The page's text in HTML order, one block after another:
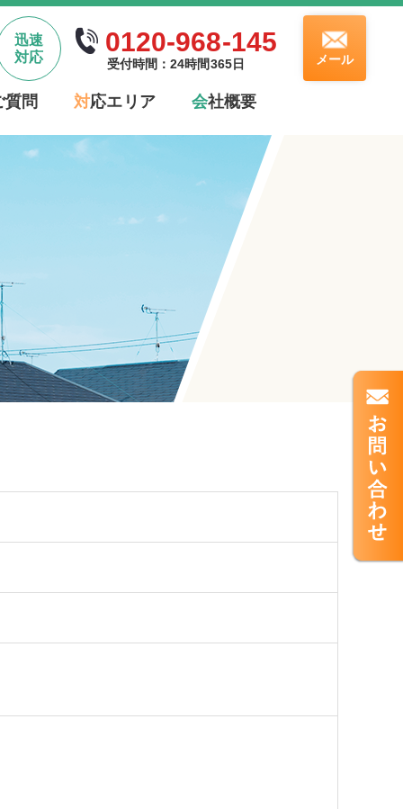
迅速
対応
0120-968-145
受付時間：24時間365日 メール
質問 対応エリア 会社概要